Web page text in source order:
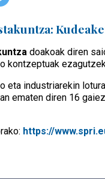
doakoak diren
kontzeptuak
eta industriarekin
ematen diren 16
https://